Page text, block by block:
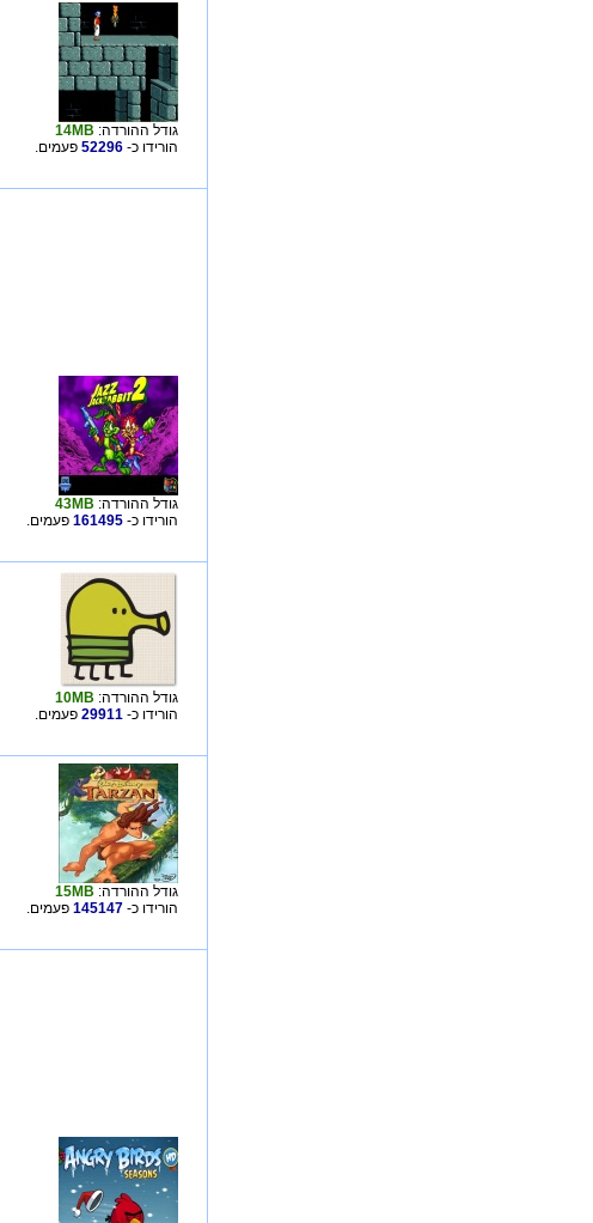
גודל ההורדה: 14MB
הורידו כ- 52296 פעמים.
גודל ההורדה: 43MB
הורידו כ- 161495 פעמים.
גודל ההורדה: 10MB
הורידו כ- 29911 פעמים.
גודל ההורדה: 15MB
הורידו כ- 145147 פעמים.